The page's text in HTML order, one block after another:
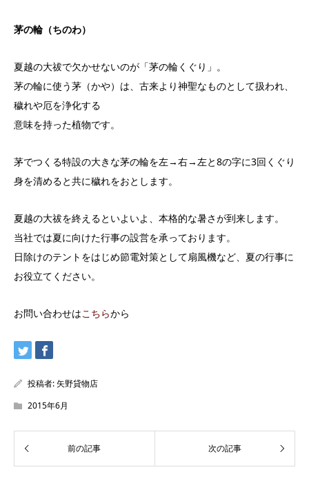
茅の輪（ちのわ）
夏越の大祓で欠かせないのが「茅の輪くぐり」。
茅の輪に使う茅（かや）は、古来より神聖なものとして扱われ、
穢れや厄を浄化する
意味を持った植物です。
茅でつくる特設の大きな茅の輪を左→右→左と8の字に3回くぐり
身を清めると共に穢れをおとします。
夏越の大祓を終えるといよいよ、本格的な暑さが到来します。
当社では夏に向けた行事の設営を承っております。
日除けのテントをはじめ節電対策として扇風機など、夏の行事に
お役立てください。
お問い合わせはこちらから
投稿者:矢野貸物店
2015年6月